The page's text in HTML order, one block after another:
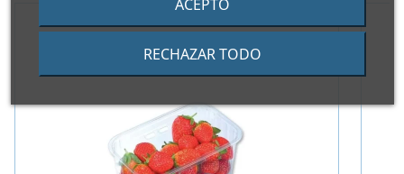
RECHAZAR TODO
ACEPTO